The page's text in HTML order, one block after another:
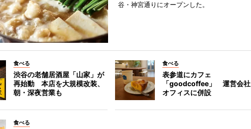
谷・神宮通りにオープンした。
食べる
渋谷の老舗居酒屋「山家」が
再始動 本店を大規模改装、
朝・深夜営業も
食べる
表参道にカフェ
「goodcoffee」 運営会社
オフィスに併設
食べる